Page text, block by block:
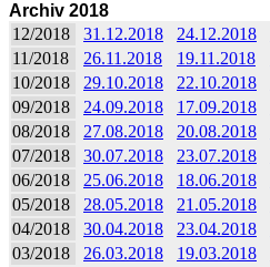
Archiv 2018
12/2018
31.12.2018 24.12.2018
11/2018
26.11.2018 19.11.2018
10/2018
29.10.2018 22.10.2018
09/2018
24.09.2018 17.09.2018
08/2018
27.08.2018 20.08.2018
07/2018
30.07.2018 23.07.2018
06/2018
25.06.2018 18.06.2018
05/2018
28.05.2018 21.05.2018
04/2018
30.04.2018 23.04.2018
03/2018
26.03.2018 19.03.2018